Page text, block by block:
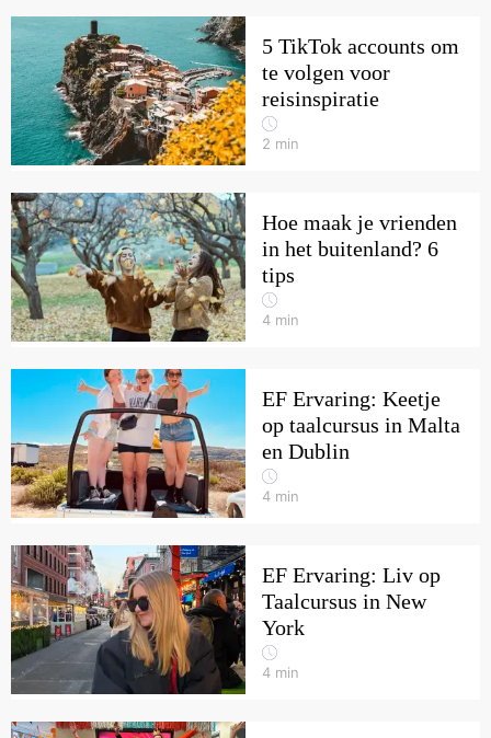
5 TikTok accounts om
te volgen voor
reisinspiratie
2 min
Hoe maak je vrienden
in het buitenland? 6
tips
4 min
EF Ervaring: Keetje
op taalcursus in Malta
en Dublin
4 min
EF Ervaring: Liv op
Taalcursus in New
York
4 min